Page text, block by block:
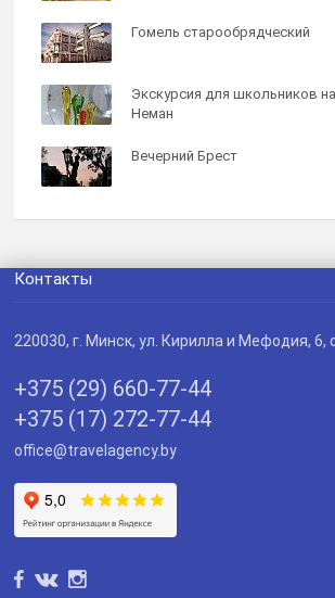
Гомель старообрядческий
Экскурсия для школьников
Неман
Вечерний Брест
Контакты
220030, г. Минск, ул. Кирилла и Мефодия, 6,
+375 (29) 660-77-44
+375 (17) 272-77-44
office@travelagency.by